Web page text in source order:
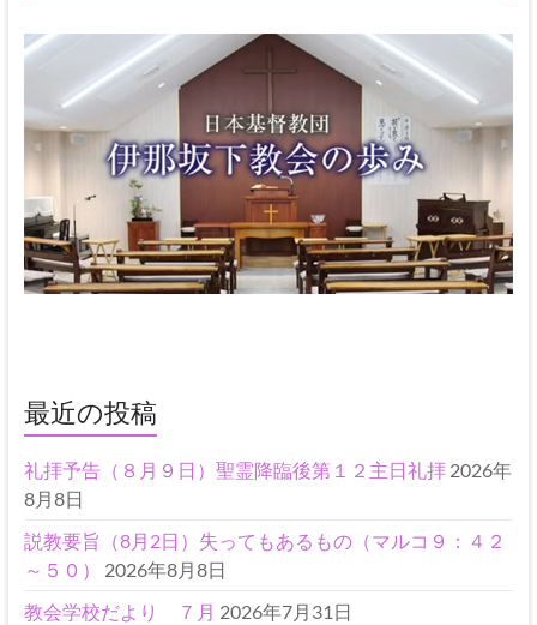
最近の投稿
礼拝予告（８月９日）聖霊降臨後第１２主日礼拝 2026年
8月8日
説教要旨（8月2日）失ってもあるもの（マルコ９：４２
～５０）
2026年8月8日
教会学校だより ７月 2026年7月31日